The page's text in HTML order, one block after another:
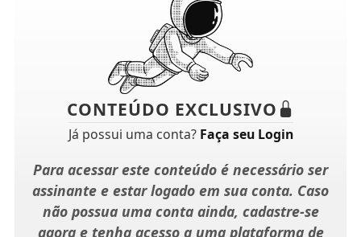
CONTEÚDO EXCLUSIVO
Já possui uma conta? Faça seu Login
Para acessar este conteúdo é necessário ser
assinante e estar logado em sua conta. Caso
não possua uma conta ainda, cadastre-se
agora e tenha acesso a uma plataforma de